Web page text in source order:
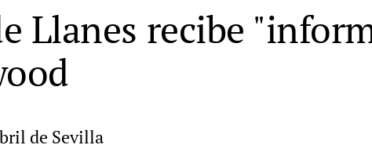
Llanes recibe
de Sevilla